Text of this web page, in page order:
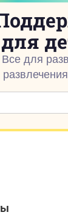
для
Все для